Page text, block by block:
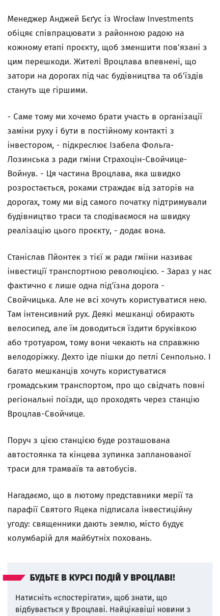
Менеджер Анджей Бєґус із Wrocław Investments
обіцяє співпрацювати з районною радою на
кожному етапі проєкту, щоб зменшити пов'язані з
цим перешкоди. Жителі Вроцлава впевнені, що
затори на дорогах під час будівництва та об'їздів
стануть ще гіршими.
- Саме тому ми хочемо брати участь в організації
заміни руху і бути в постійному контакті з
інвестором, - підкреслює Ізабела Фольга-
Лозинська з ради гміни Страхоцін-Свойчице-
Войнув. - Ця частина Вроцлава, яка швидко
розростається, роками страждає від заторів на
дорогах, тому ми від самого початку підтримували
будівництво траси та сподіваємося на швидку
реалізацію цього проєкту, - додає вона.
Станіслав Пйонтек з тієї ж ради гмііни називає
інвестиції транспортною революцією. - Зараз у нас
фактично є лише одна під'їзна дорога -
Свойчицька. Але не всі хочуть користуватися нею.
Там інтенсивний рух. Деякі мешканці обирають
велосипед, але їм доводиться їздити бруківкою
або тротуаром, тому вони чекають на справжню
велодоріжку. Дехто іде пішки до петлі Сенпольно. І
багато мешканців хочуть користуватися
громадським транспортом, про що свідчать повні
регіональні поїзди, що проходять через станцію
Вроцлав-Свойчице.
Поруч з цією станцією буде розташована
автостоянка та кінцева зупинка запланованої
траси для трамваїв та автобусів.
Нагадаємо, що в лютому представники мерії та
парафії Святого Яцека підписала інвестиційну
угоду: священники дають землю, місто будує
колумбарій для майбутніх поховань.
БУДЬТЕ В КУРСІ ПОДІЙ У ВРОЦЛАВІ!
Натисніть «спостерігати», щоб знати, що
відбувається у Вроцлаві. Найцікавіші новини з